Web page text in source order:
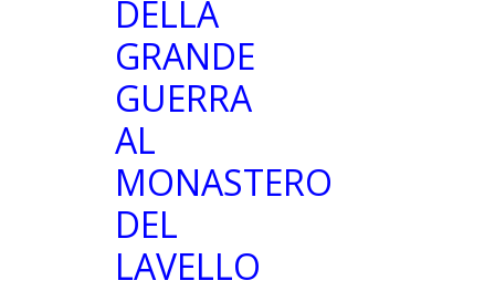
DELLA
GRANDE
GUERRA
AL
MONASTERO
DEL
LAVELLO